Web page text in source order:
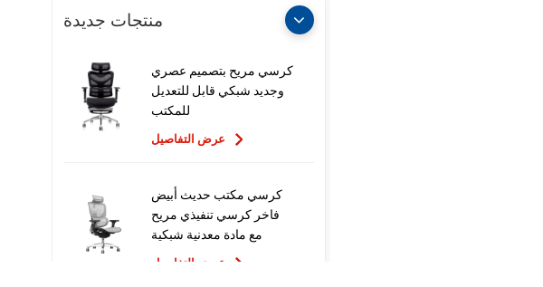
منتجات جديدة
كرسي مريح بتصميم عصري
وجديد شبكي قابل للتعديل
للمكتب
كرسي مكتب حديث أبيض
فاخر كرسي تنفيذي مريح
مع مادة معدنية شبكية
للاستخدام المكتبي